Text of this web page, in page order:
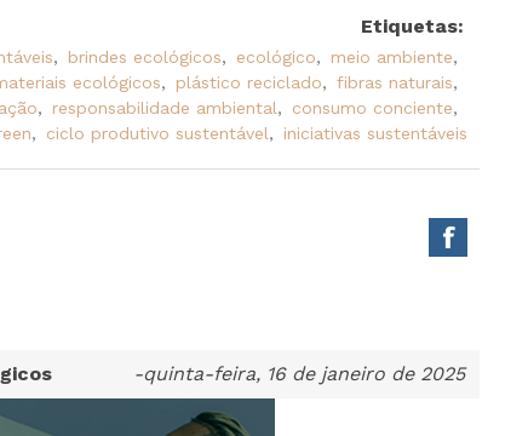
Etiquetas:
, brindes ecológicos, ecológico, meio ambiente,
ecológicos, plástico reciclado, fibras naturais,
, responsabilidade ambiental, consumo conciente,
, ciclo produtivo sustentável, iniciativas sustentáveis
-quinta-feira, 16 de janeiro de 2025